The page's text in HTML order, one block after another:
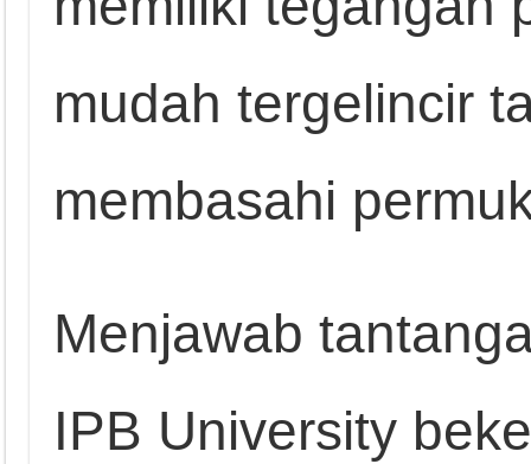
mudah tergelincir
membasahi
Menjawab
IPB University